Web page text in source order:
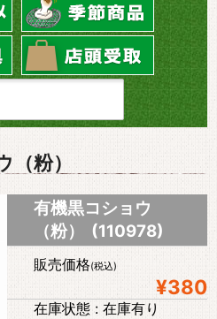
粉）
有機黒コショウ
（粉） (110978)
販売価格(税込)
¥380
在庫状態 : 在庫有り